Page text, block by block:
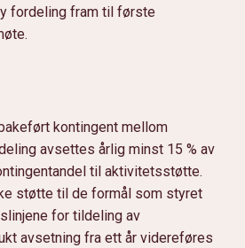
fordeling fram til første
kontingent mellom
avsettes årlig minst 15 % av
til aktivitetsstøtte.
støtte til de formål som styret
for tildeling av
avsetning fra ett år videreføres